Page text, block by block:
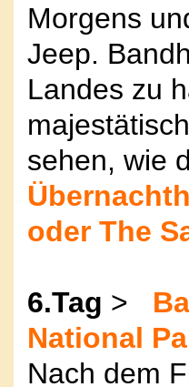
Morgens
Jeep.
Landes zu
sehen, wie
oder The
6.Tag >
National
Nach dem